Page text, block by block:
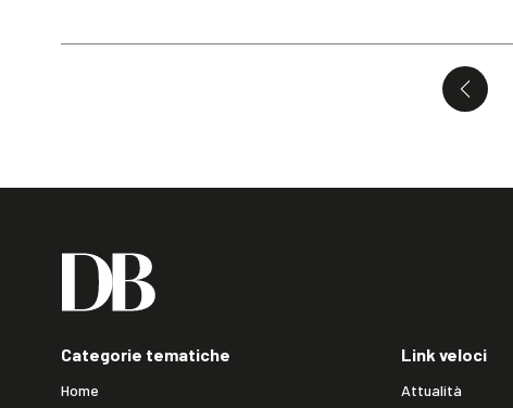
Categorie tematiche
Home
Link veloci
Attualità